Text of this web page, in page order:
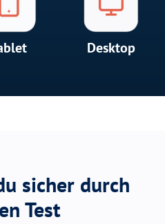
Desktop
sicher durch
Test